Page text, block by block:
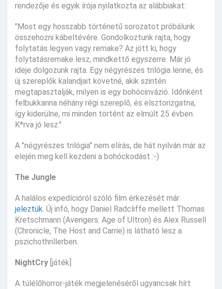
rendezője és egyik írója nyilatkozta az alábbiakat:
"Most egy hosszabb történetű sorozatot próbálunk
összehozni kábeltévére. Gondolkoztunk rajta, hogy
folytatás legyen vagy remake? Az jött ki, hogy
folytatásremake lesz, mindkettő egyszerre. Már jó
ideje dolgozunk rajta. Egy négyrészes trilógia lenne, és
új szereplők kalandjait követné, akik szintén
megtapasztalják, milyen is egy bohócinvázió. Időnként
felbukkanna néhány régi szereplő, és elsztorizgatna,
így kiderülne, mi minden történt az elmúlt 25 évben.
K*rva jó lesz."
A "négyrészes trilógia" nem elírás, de hát nyilván már az
elején meg kell kezdeni a bohóckodást :-)
The Jungle
A halálos expedícióról szóló film érkezését már
jeleztük. Új infó, hogy Daniel Radcliffe mellett Thomas
Kretschmann (Avengers: Age of Ultron) és Alex Russell
(Chronicle, The Host and Carrie) is látható lesz a
pszichothrillerben.
NightCry [játék]
A túlélőhorror-játék megjelenéséről ugyancsak hírt